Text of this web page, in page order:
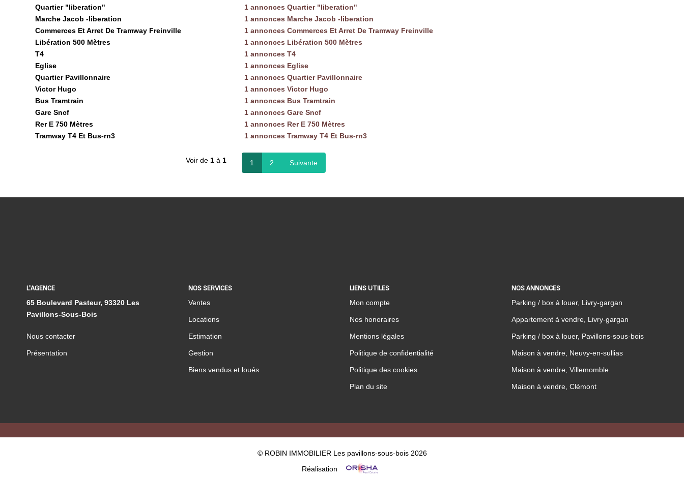
Quartier "liberation"
1 annonces Quartier "liberation"
Marche Jacob -liberation
1 annonces Marche Jacob -liberation
Commerces Et Arret De Tramway Freinville
1 annonces Commerces Et Arret De Tramway Freinville
Libération 500 Mètres
1 annonces Libération 500 Mètres
T4
1 annonces T4
Eglise
1 annonces Eglise
Quartier Pavillonnaire
1 annonces Quartier Pavillonnaire
Victor Hugo
1 annonces Victor Hugo
Bus Tramtrain
1 annonces Bus Tramtrain
Gare Sncf
1 annonces Gare Sncf
Rer E 750 Mètres
1 annonces Rer E 750 Mètres
Tramway T4 Et Bus-rn3
1 annonces Tramway T4 Et Bus-rn3
Voir de 1 à 1 1 2 Suivante
L'AGENCE
65 Boulevard Pasteur, 93320 Les
Pavillons-Sous-Bois
Nous contacter
Présentation
NOS SERVICES
Ventes
Locations
Estimation
Gestion
Biens vendus et loués
LIENS UTILES
Mon compte
Nos honoraires
Mentions légales
Politique de confidentialité
Politique des cookies
Plan du site
NOS ANNONCES
Parking / box à louer, Livry-gargan
Appartement à vendre, Livry-gargan
Parking / box à louer, Pavillons-sous-bois
Maison à vendre, Neuvy-en-sullias
Maison à vendre, Villemomble
Maison à vendre, Clémont
© ROBIN IMMOBILIER Les pavillons-sous-bois 2026
Réalisation